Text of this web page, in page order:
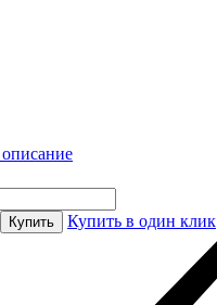
Купить Купить в один клик